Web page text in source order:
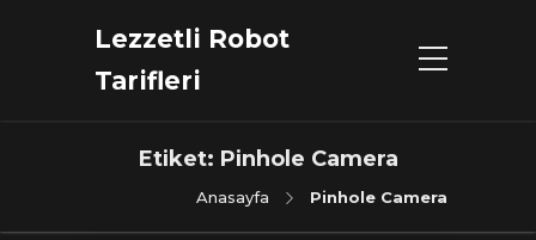
Lezzetli Robot
Tarifleri
Etiket: Pinhole Camera
Anasayfa Pinhole Camera